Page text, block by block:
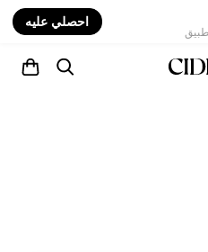
احصلي عليه